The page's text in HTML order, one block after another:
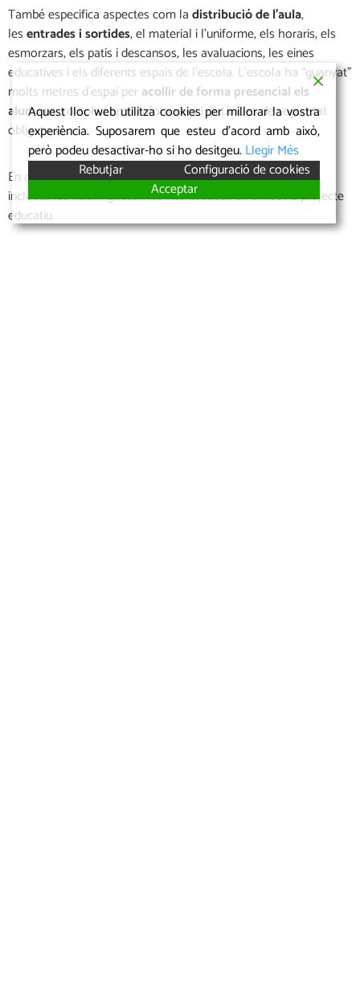
També especifica aspectes com ladistribució de l’aula,
lesentrades i sortides, el material i l’uniforme, els horaris, els
esmorzars, els patis i descansos, les avaluacions, les eines
educatives i els diferents espais de l’escola. L’escola ha “guanyat”
molts metres d’espai peracollir de forma presencial els
alumnes, complint amb l’aforament i distàncies de seguretat
obligatoris.
En aquest pla també es contempla l’atenció a les famílies,
incloses les nouvingudes i les interessades en el nostre projecte
educatiu.
Aquest lloc web utilitza cookies per millorar la vostra
experiència. Suposarem que esteu d'acord amb això,
però podeu desactivar-ho si ho desitgeu. Llegir Més
Rebutjar
Configuració de cookies
Acceptar